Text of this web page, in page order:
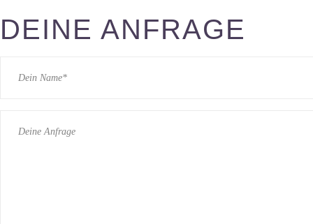
DEINE ANFRAGE